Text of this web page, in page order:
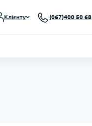
Клієнту (067)400 50 68